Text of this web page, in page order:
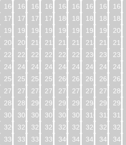
160
161 162 163 164 165 166 167 168
176
177 178 179 180 181 182 183 184
192
193 194 195 196 197 198 199 200
208
209 210 211 212 213 214 215 216
224
225 226 227 228 229 230 231 232
240
241 242 243 244 245 246 247 248
256
257 258 259 260 261 262 263 264
272
273 274 275 276 277 278 279 280
288
289 290 291 292 293 294 295 296
304
305 306 307 308 309 310 311 312
320
321 322 323 324 325 326 327 328
336
337 338 339 340 341 342 343 344